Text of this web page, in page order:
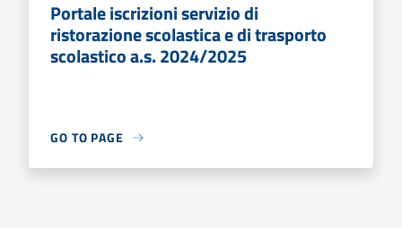
Portale iscrizioni servizio di
ristorazione scolastica e di trasporto
scolastico a.s. 2024/2025
GO TO PAGE